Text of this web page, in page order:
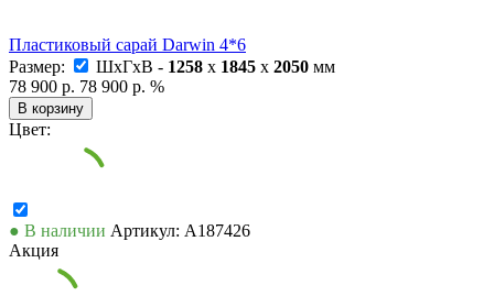
Пластиковый сарай Darwin 4*6
Размер:
ШxГxВ - 1258 x 1845 x 2050 мм
78 900 р. 78 900 р. %
В корзину
Цвет:
● В наличии Артикул: А187426
Акция